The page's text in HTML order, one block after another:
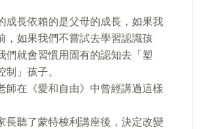
成長依賴的是父母的成長，如果我
，如果我們不嘗試去學習認識孩
們就會習慣用固有的認知去「塑
」孩子。
師在《愛和自由》中曾經講過這樣
長聽了蒙特梭利講座後，決定改變